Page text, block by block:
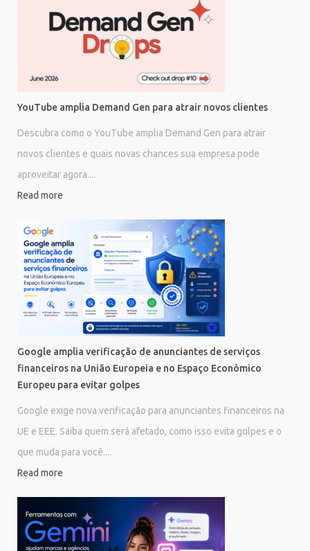
YouTube amplia Demand Gen para atrair novos clientes
Descubra como o YouTube amplia Demand Gen para atrair
novos clientes e quais novas chances sua empresa pode
aproveitar agora....
Read more
Google amplia verificação de anunciantes de serviços
financeiros na União Europeia e no Espaço Econômico
Europeu para evitar golpes
Google exige nova verificação para anunciantes financeiros na
UE e EEE. Saiba quem será afetado, como isso evita golpes e o
que muda para você....
Read more